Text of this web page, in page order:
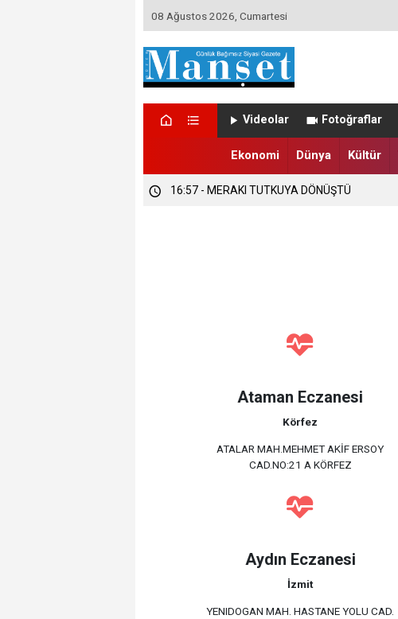
08 Ağustos 2026, Cumartesi
Videolar Fotoğraflar
Ekonomi Dünya Kültür
16:57 - MERAKI TUTKUYA DÖNÜŞTÜ
Ataman Eczanesi
Körfez
ATALAR MAH.MEHMET AKİF ERSOY
CAD.NO:21 A KÖRFEZ
Aydın Eczanesi
İzmit
YENIDOGAN MAH. HASTANE YOLU CAD.